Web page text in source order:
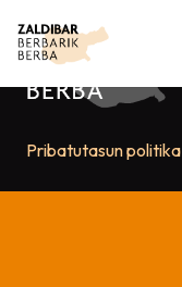
Pribatutasun politika